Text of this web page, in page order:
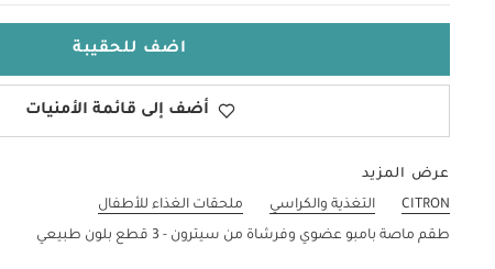
اضف للحقيبة
أضف إلى قائمة الأمنيات
عرض المزيد
CITRON
التغذية والكراسي
ملحقات الغذاء للأطفال
طقم ماصة بامبو عضوي وفرشاة من سيترون - 3 قطع بلون طبيعي